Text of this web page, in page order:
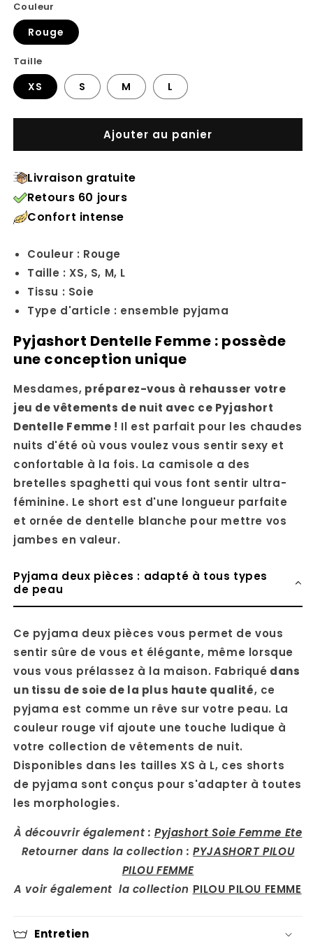
habituel
Couleur
Rouge
Taille
XS S M L
Ajouter au panier
Livraison gratuite
Retours 60 jours
Confort intense
Couleur : Rouge
Taille : XS, S, M, L
Tissu : Soie
Type d'article : ensemble pyjama
Pyjashort Dentelle Femme : possède
une conception unique
Mesdames, préparez-vous à rehausser votre
jeu de vêtements de nuit avec ce Pyjashort
Dentelle Femme ! Il est parfait pour les chaudes
nuits d'été où vous voulez vous sentir sexy et
confortable à la fois. La camisole a des
bretelles spaghetti qui vous font sentir ultra-
féminine. Le short est d'une longueur parfaite
et ornée de dentelle blanche pour mettre vos
jambes en valeur.
Pyjama deux pièces : adapté à tous types
de peau
Ce pyjama deux pièces vous permet de vous
sentir sûre de vous et élégante, même lorsque
vous vous prélassez à la maison. Fabriqué dans
un tissu de soie de la plus haute qualité, ce
pyjama est comme un rêve sur votre peau. La
couleur rouge vif ajoute une touche ludique à
votre collection de vêtements de nuit.
Disponibles dans les tailles XS à L, ces shorts
de pyjama sont conçus pour s'adapter à toutes
les morphologies.
À découvrir également : Pyjashort Soie Femme Ete
Retourner dans la collection :PYJASHORT PILOU
PILOU FEMME
A voir également la collection PILOU PILOU FEMME
Entretien